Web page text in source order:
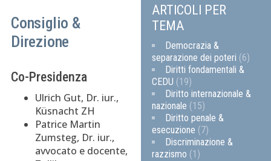
Consiglio &
Direzione
Co-Presidenza
Ulrich Gut, Dr. iur.,
Küsnacht ZH
Patrice Martin
Zumsteg, Dr. iur.,
avvocato e docente,
ARTICOLI PER
TEMA
Democrazia &
separazione dei poteri (6)
Diritti fondamentali &
CEDU (19)
Diritto internazionale &
nazionale (15)
Diritto penale &
esecuzione (7)
Discriminazione &
razzismo (1)